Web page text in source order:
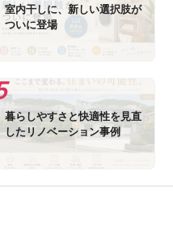
室内干しに、新しい選択肢が
ついに登場
暮らしやすさと快適性を見直
したリノベーション事例